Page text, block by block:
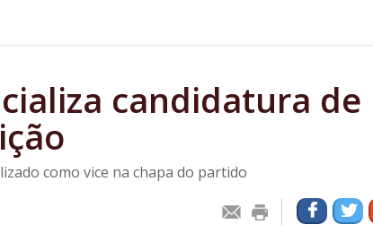
candidatura de
como vice na chapa do partido